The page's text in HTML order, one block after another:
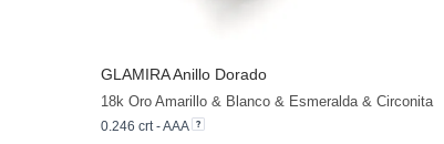
GLAMIRAAnillo Dorado
18k Oro Amarillo & Blanco & Esmeralda & Circonita
0.246 crt - AAA